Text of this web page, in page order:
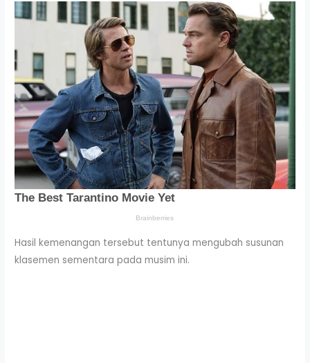
Hasil kemenangan tersebut tentunya mengubah susunan
klasemen sementara pada musim ini.